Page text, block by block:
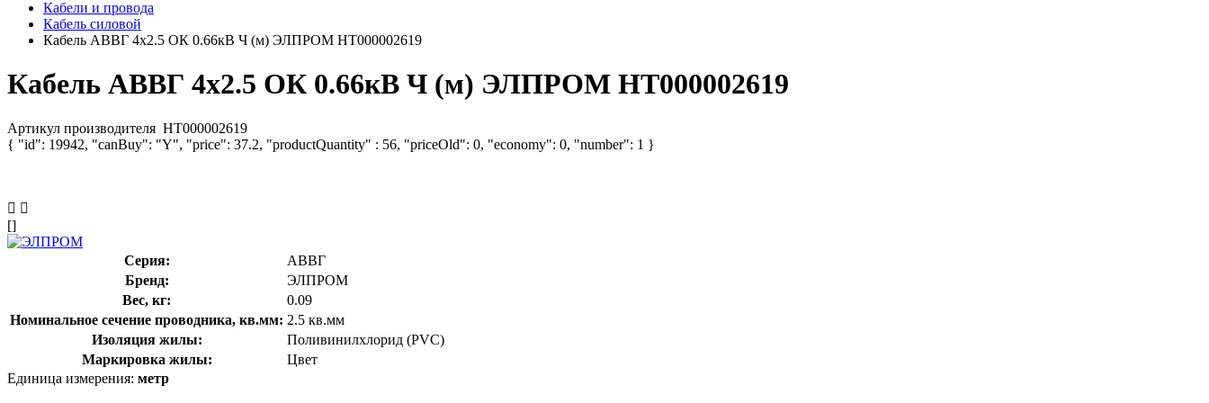
Кабели и провода
Кабель силовой
Кабель АВВГ 4х2.5 ОК 0.66кВ Ч (м) ЭЛПРОМ НТ000002619
Кабель АВВГ 4х2.5 ОК 0.66кВ Ч (м) ЭЛПРОМ НТ000002619
Артикул производителя НТ000002619
{ "id": 19942, "canBuy": "Y", "price": 37.2, "productQuantity" : 56, "priceOld": 0, "economy": 0, "number": 1 }
[]
Серия:
АВВГ
Бренд:
ЭЛПРОМ
Вес, кг:
0.09
Номинальное сечение проводника, кв.мм: 2.5 кв.мм
Изоляция жилы:
Поливинилхлорид (PVC)
Маркировка жилы:
Цвет
Единица измерения: метр